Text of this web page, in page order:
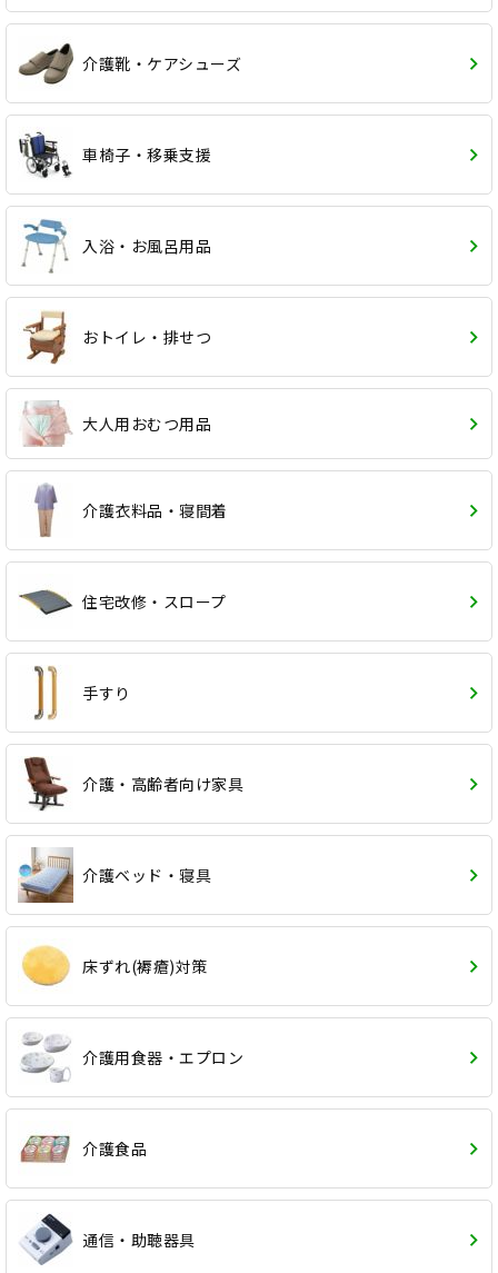
介護靴・ケアシューズ
車椅子・移乗支援
入浴・お風呂用品
おトイレ・排せつ
大人用おむつ用品
介護衣料品・寝間着
住宅改修・スロープ
手すり
介護・高齢者向け家具
介護ベッド・寝具
床ずれ(褥瘡)対策
介護用食器・エプロン
介護食品
通信・助聴器具